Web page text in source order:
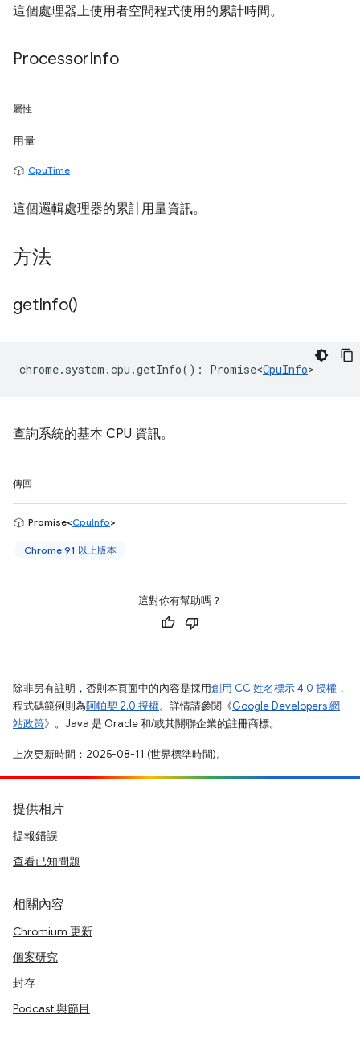
這個處理器上使用者空間程式使用的累計時間。
ProcessorInfo
屬性
用量
CpuTime
這個邏輯處理器的累計用量資訊。
方法
getInfo()
chrome. system .cpu .getInfo() : Promise<CpuInfo>
查詢系統的基本 CPU 資訊。
傳回
Promise<CpuInfo>
Chrome 91 以上版本
這對你有幫助嗎？
除非另有註明，否則本頁面中的內容是採用創用 CC 姓名標示 4.0 授權 ，
程式碼範例則為阿帕契 2.0 授權。詳情請參閱《Google Developers 網
站政策》。Java 是 Oracle 和/或其關聯企業的註冊商標。
上次更新時間：2025-08-11 (世界標準時間)。
提供相片
提報錯誤
查看已知問題
相關內容
Chromium 更新
個案研究
封存
Podcast 與節目